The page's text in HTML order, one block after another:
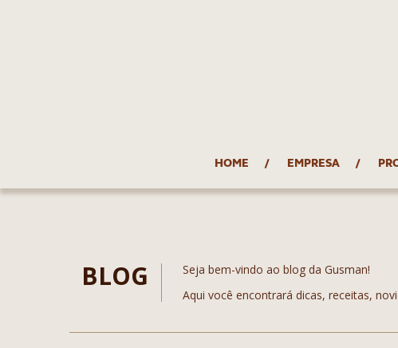
HOME EMPRESA
BLOG
Seja bem-vindo ao blog da Gusman!
Aqui você encontrará dicas, receitas,